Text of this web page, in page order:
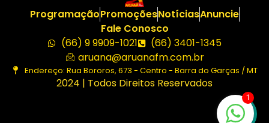
ProgramaçãoPromoçõesNotíciasAnuncie
Fale Conosco
(66) 9 9909-1021
(66) 3401-1345
aruana@aruanafm.com.br
Endereço: Rua Bororos, 673 - Centro - Barra do Garças / MT
2024 | Todos Direitos Reservados
1